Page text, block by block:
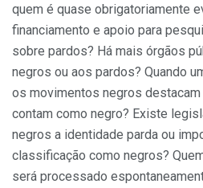
quem é quase obrigatoriamente
financiamento e apoio para
sobre pardos? Há mais órgãos
negros ou aos pardos? Quando
os movimentos negros destacam
contam como negro? Existe
negros a identidade parda ou
classificação como negros?
será processado